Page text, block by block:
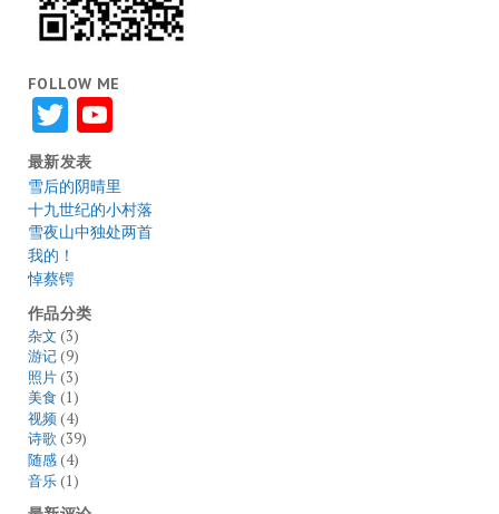
FOLLOW ME
TwitterYouTube
最新发表
雪后的阴晴里
十九世纪的小村落
雪夜山中独处两首
我的！
悼蔡锷
作品分类
杂文 (3)
游记(9)
照片(3)
美食 (1)
视频(4)
诗歌(39)
随感(4)
音乐(1)